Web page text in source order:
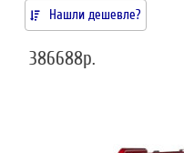
Нашли дешевле?
386688р.